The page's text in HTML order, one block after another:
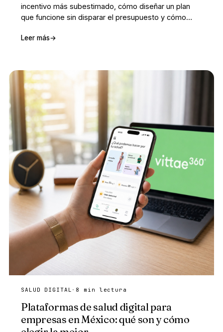
incentivo más subestimado, cómo diseñar un plan
que funcione sin disparar el presupuesto y cómo
Leer más→
SALUD DIGITAL · 8 min lectura
Plataformas de salud digital para
empresas en México: qué son y cómo